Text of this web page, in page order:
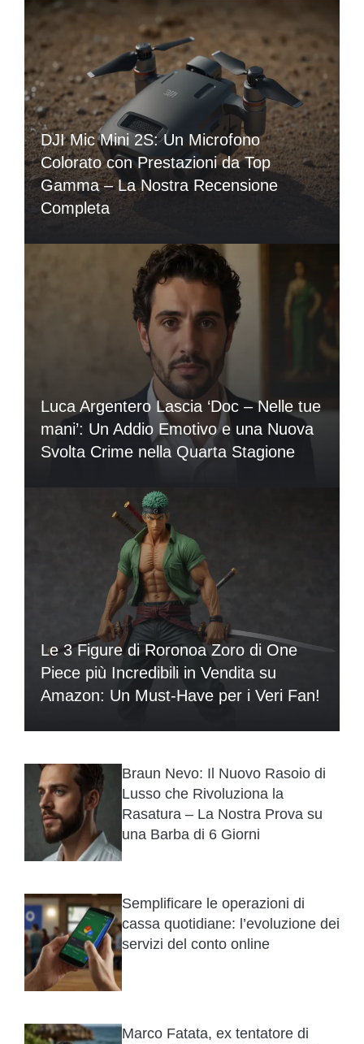
DJI Mic Mini 2S: Un Microfono
Colorato con Prestazioni da Top
Gamma – La Nostra Recensione
Completa
Luca Argentero Lascia ‘Doc – Nelle tue
mani’: Un Addio Emotivo e una Nuova
Svolta Crime nella Quarta Stagione
Le 3 Figure di Roronoa Zoro di One
Piece più Incredibili in Vendita su
Amazon: Un Must-Have per i Veri Fan!
Braun Nevo: Il Nuovo Rasoio di
Lusso che Rivoluziona la
Rasatura – La Nostra Prova su
una Barba di 6 Giorni
Semplificare le operazioni di
cassa quotidiane: l’evoluzione dei
servizi del conto online
Marco Fatata, ex tentatore di